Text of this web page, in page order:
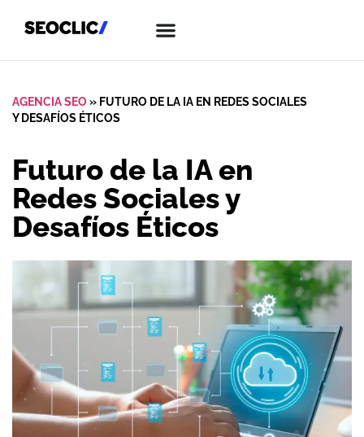
AGENCIA SEO» FUTURO DE LA IA EN REDES SOCIALES
Y DESAFÍOS ÉTICOS
Futuro de la IA en
Redes Sociales y
Desafíos Éticos